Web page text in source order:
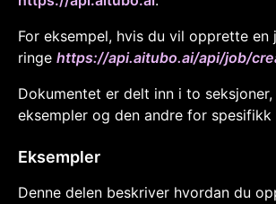
For eksempel, hvis du vil opprette en
ringe https://api.aitubo.ai/api/job/
Dokumentet er delt inn i to
eksempler og den andre for spesifikk
Eksempler
Denne delen beskriver hvordan du